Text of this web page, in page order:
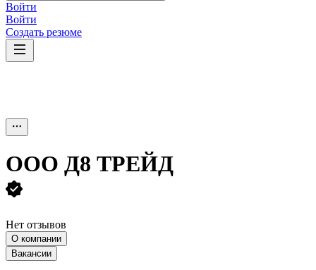
Войти
Войти
Создать резюме
ООО Д8 ТРЕЙД
Нет отзывов
О компании
Вакансии